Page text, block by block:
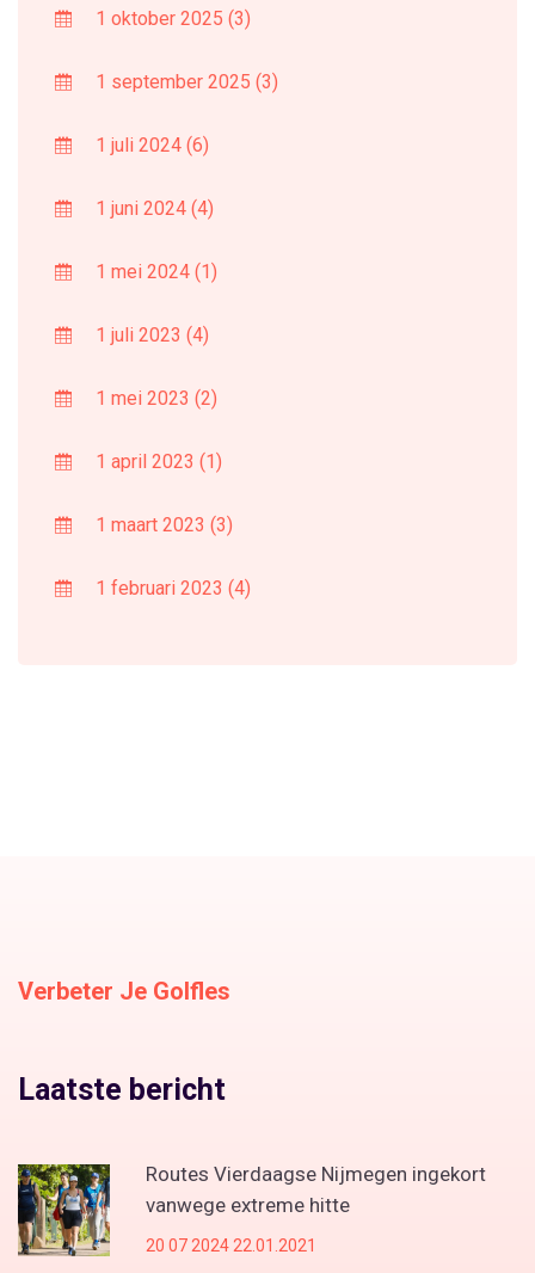
1 oktober 2025 (3)
1 september 2025 (3)
1 juli 2024 (6)
1 juni 2024 (4)
1 mei 2024 (1)
1 juli 2023 (4)
1 mei 2023 (2)
1 april 2023 (1)
1 maart 2023 (3)
1 februari 2023 (4)
Verbeter Je Golfles
Laatste bericht
Routes Vierdaagse Nijmegen ingekort
vanwege extreme hitte
20 07 2024 22.01.2021